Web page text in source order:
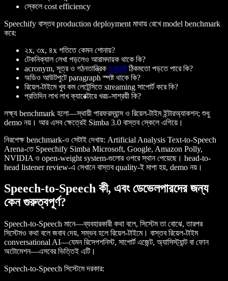
স্কেলে cost efficiency
Speechify বাস্তব production deployment মাথায় রেখে model benchmark
করে:
২x, ৩x, ৪x গতিতে কেমন শোনায়?
টেকনিক্যাল লেখা পড়লেও আরামদায়ক থাকে কি?
acronym, সূত্র ও গঠনতান্ত্রিক ডকুমেন্টঠিকমতো পড়তে পারে কি?
অডিও আউটপুটে paragraph স্পষ্ট থাকে কি?
রিয়েল-টাইমে খুব কম লেটেন্সিতে streaming সাপোর্ট করে কি?
প্রতিদিন লাখ লাখ ক্যারেক্টারে খরচ-সাশ্রয়ী কি?
লক্ষ্য benchmark হলো—স্থায়ী পারফরম্যান্স ও রিয়েল-টাইম ইন্টারঅ্যাকশন; শুধু
demo নয়। আর এসব ক্ষেত্রেই Simba 3.0 বাস্তব স্কেলে এগিয়ে।
নিরপেক্ষ benchmark-ও সেটাই দেখায়: Artificial Analysis Text-to-Speech
Arena-তে Speechify Simba Microsoft, Google, Amazon Polly,
NVIDIA ও open-weight system-গুলোর ওপরে স্থান পেয়েছে। head-to-
head listener review-এ সেখানে বাস্তব quality-ই মাপা হয়, demo নয়।
Speech-to-Speech কী, এবং ডেভেলপারদের জন্য
কেন গুরুত্বপূর্ণ?
Speech-to-Speech মানে—ব্যবহারকারী কথা বলে, সিস্টেম তা বোঝে, তারপর
সিস্টেমও কথা বলে জবাব দেয়, সম্ভব হলে রিয়েল-টাইমে। বাস্তব রিয়েল-টাইম
conversational AI—যেমন রিসেপশনিস্ট, সাপোর্ট এজেন্ট, অ্যাসিস্ট্যান্ট বা ফোন
অটোমেশন—এসবের ভিত্তিই এটি।
Speech-to-Speech সিস্টেমে দরকার: